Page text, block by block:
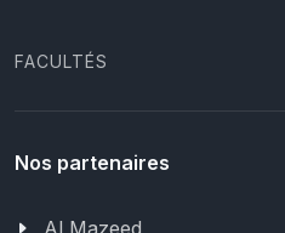
FACULTÉS
Nos partenaires